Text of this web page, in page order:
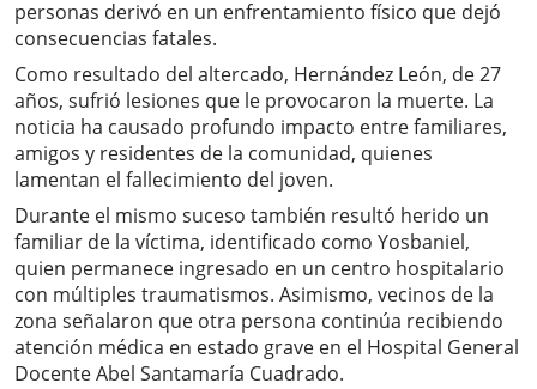
personas derivó en un enfrentamiento físico que dejó
consecuencias fatales.
Como resultado del altercado, Hernández León, de 27
años, sufrió lesiones que le provocaron la muerte. La
noticia ha causado profundo impacto entre familiares,
amigos y residentes de la comunidad, quienes
lamentan el fallecimiento del joven.
Durante el mismo suceso también resultó herido un
familiar de la víctima, identificado como Yosbaniel,
quien permanece ingresado en un centro hospitalario
con múltiples traumatismos. Asimismo, vecinos de la
zona señalaron que otra persona continúa recibiendo
atención médica en estado grave en el Hospital General
Docente Abel Santamaría Cuadrado.